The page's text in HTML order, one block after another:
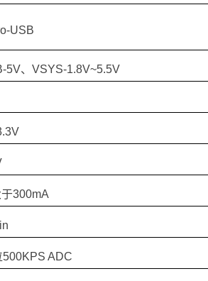
USB
5V、VSYS-1.8V~5.5V
300mA
500KPS ADC